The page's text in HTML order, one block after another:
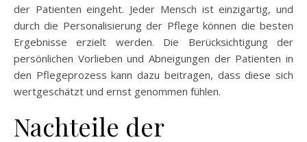
der Patienten eingeht. Jeder Mensch ist einzigartig, und
durch die Personalisierung der Pflege können die besten
Ergebnisse erzielt werden. Die Berücksichtigung der
persönlichen Vorlieben und Abneigungen der Patienten in
den Pflegeprozess kann dazu beitragen, dass diese sich
wertgeschätzt und ernst genommen fühlen.
Nachteile der